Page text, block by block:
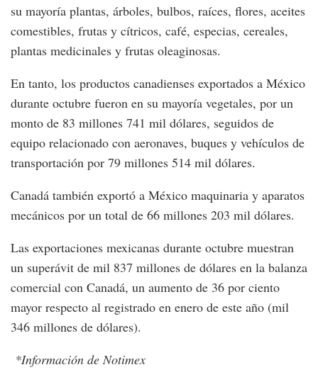
su mayoría plantas, árboles, bulbos, raíces, flores, aceites
comestibles, frutas y cítricos, café, especias, cereales,
plantas medicinales y frutas oleaginosas.
En tanto, los productos canadienses exportados a México
durante octubre fueron en su mayoría vegetales, por un
monto de 83 millones 741 mil dólares, seguidos de
equipo relacionado con aeronaves, buques y vehículos de
transportación por 79 millones 514 mil dólares.
Canadá también exportó a México maquinaria y aparatos
mecánicos por un total de 66 millones 203 mil dólares.
Las exportaciones mexicanas durante octubre muestran
un superávit de mil 837 millones de dólares en la balanza
comercial con Canadá, un aumento de 36 por ciento
mayor respecto al registrado en enero de este año (mil
346 millones de dólares).
*Información de Notimex